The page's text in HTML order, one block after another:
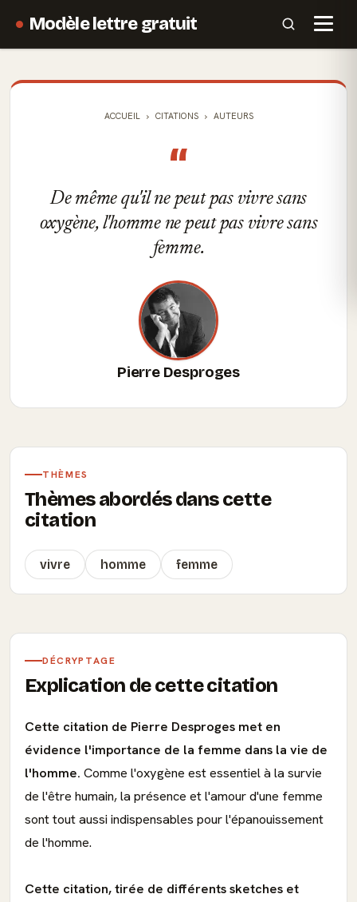
Modèle lettre gratuit
ACCUEIL CITATIONS AUTEURS
“
De même qu'il ne peut pas vivre sans
oxygène, l'homme ne peut pas vivre sans
femme.
Pierre Desproges
THÈMES
Thèmes abordés dans cette
citation
vivre homme femme
DÉCRYPTAGE
Explication de cette citation
Cette citation de Pierre Desproges met en
évidence l'importance de la femme dans la vie de
l'homme. Comme l'oxygène est essentiel à la survie
de l'être humain, la présence et l'amour d'une femme
sont tout aussi indispensables pour l'épanouissement
de l'homme.
Cette citation, tirée de différents sketches et